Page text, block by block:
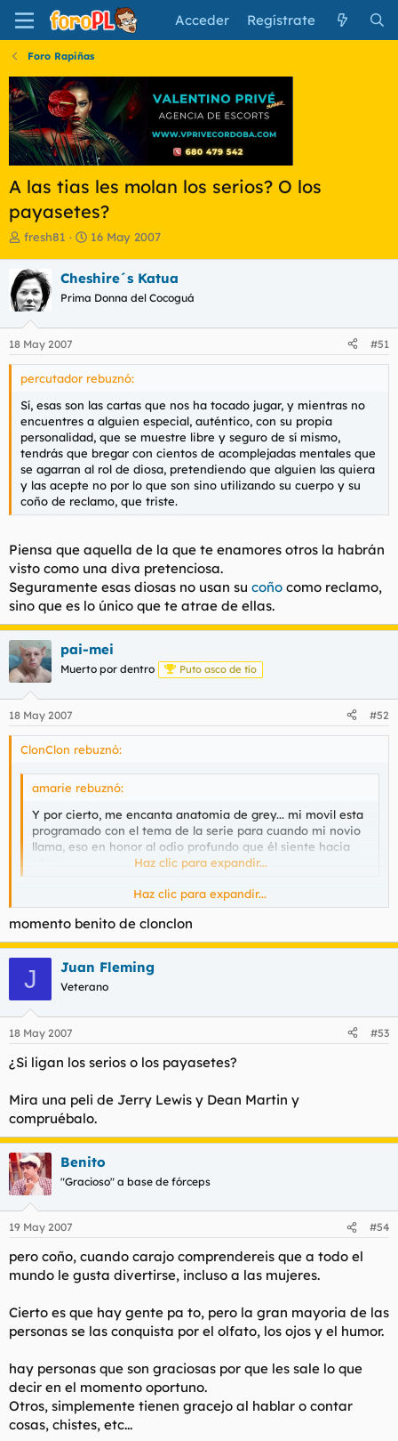
Acceder Regístrate
Foro Rapiñas
A las tias les molan los serios? O los
payasetes?
I
i
c
i
a
d
o
r
d
l
t
e
m
a
fresh81
F
h
a
e
n
i
i
o
16 May 2007
Cheshire´s Katua
Prima Donna del Cocoguá
18 May 2007 #51
percutador rebuznó:
Sí, esas son las cartas que nos ha tocado jugar, y mientras no
encuentres a alguien especial, auténtico, con su propia
personalidad, que se muestre libre y seguro de sí mismo,
tendrás que bregar con cientos de acomplejadas mentales que
se agarran al rol de diosa, pretendiendo que alguien las quiera
y las acepte no por lo que son sino utilizando su cuerpo y su
coño de reclamo, que triste.
Piensa que aquella de la que te enamores otros la habrán
visto como una diva pretenciosa.
Seguramente esas diosas no usan su coño como reclamo,
sino que es lo único que te atrae de ellas.
pai-mei
Muerto por dentro Puto asco de tío
18 May 2007 #52
ClonClon rebuznó:
amarie rebuznó:
Y por cierto, me encanta anatomia de grey... mi movil esta
programado con el tema de la serie para cuando mi novio
llama, eso en honor al odio profundo que él siente hacia
Haz clic para expandir...
Mujer, si la cosa es por joder, lo suyo sería que se lo pusieras a
todo el resto de personas, porque si sólo lo tienes para él
puedes tener por seguro que no lo va a oír más que cuando se
te pierda el móvil y te llames desde el suyo para encontrarlo.
Haz clic para expandir...
momento benito de clonclon
J Juan Fleming
Veterano
18 May 2007 #53
¿Si ligan los serios o los payasetes?
Mira una peli de Jerry Lewis y Dean Martin y
compruébalo.
Benito
"Gracioso" a base de fórceps
19 May 2007 #54
pero coño, cuando carajo comprendereis que a todo el
mundo le gusta divertirse, incluso a las mujeres.
Cierto es que hay gente pa to, pero la gran mayoria de las
personas se las conquista por el olfato, los ojos y el humor.
hay personas que son graciosas por que les sale lo que
decir en el momento oportuno.
Otros, simplemente tienen gracejo al hablar o contar
cosas, chistes, etc...